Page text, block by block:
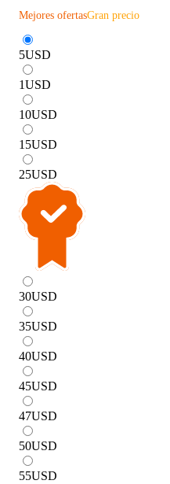
Mejores ofertasGran precio
5USD
1USD
10USD
15USD
25USD
30USD
35USD
40USD
45USD
47USD
50USD
55USD